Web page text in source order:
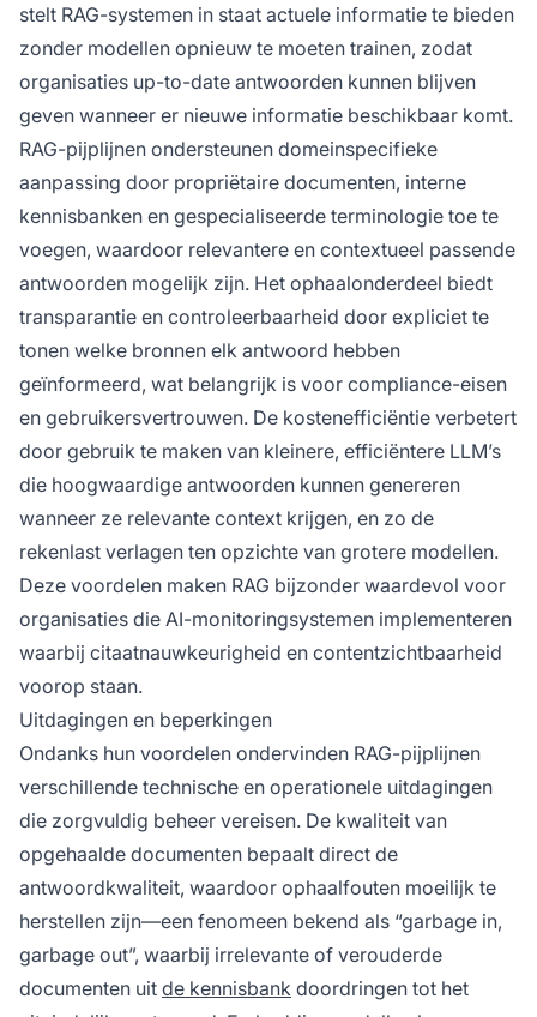
stelt RAG-systemen in staat actuele informatie te bieden
zonder modellen opnieuw te moeten trainen, zodat
organisaties up-to-date antwoorden kunnen blijven
geven wanneer er nieuwe informatie beschikbaar komt.
RAG-pijplijnen ondersteunen domeinspecifieke
aanpassing door propriëtaire documenten, interne
kennisbanken en gespecialiseerde terminologie toe te
voegen, waardoor relevantere en contextueel passende
antwoorden mogelijk zijn. Het ophaalonderdeel biedt
transparantie en controleerbaarheid door expliciet te
tonen welke bronnen elk antwoord hebben
geïnformeerd, wat belangrijk is voor compliance-eisen
en gebruikersvertrouwen. De kostenefficiëntie verbetert
door gebruik te maken van kleinere, efficiëntere LLM’s
die hoogwaardige antwoorden kunnen genereren
wanneer ze relevante context krijgen, en zo de
rekenlast verlagen ten opzichte van grotere modellen.
Deze voordelen maken RAG bijzonder waardevol voor
organisaties die AI-monitoringsystemen implementeren
waarbij citaatnauwkeurigheid en contentzichtbaarheid
voorop staan.
Uitdagingen en beperkingen
Ondanks hun voordelen ondervinden RAG-pijplijnen
verschillende technische en operationele uitdagingen
die zorgvuldig beheer vereisen. De kwaliteit van
opgehaalde documenten bepaalt direct de
antwoordkwaliteit, waardoor ophaalfouten moeilijk te
herstellen zijn—een fenomeen bekend als “garbage in,
garbage out”, waarbij irrelevante of verouderde
documenten uit de kennisbank doordringen tot het